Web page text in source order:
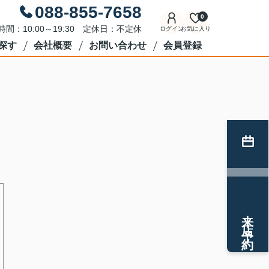
088-855-7658
間：10:00～19:30 定休日：不定休 ログインお気に入り
0
す 会社概要 お問い合わせ 会員登録
来店予約